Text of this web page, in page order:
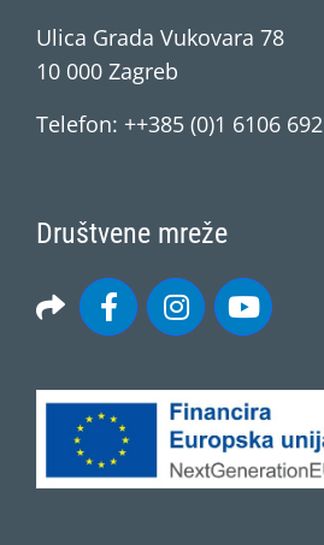
Ulica Grada Vukovara 78
10 000 Zagreb
Telefon: ++385 (0)1 6106 692
Društvene mreže